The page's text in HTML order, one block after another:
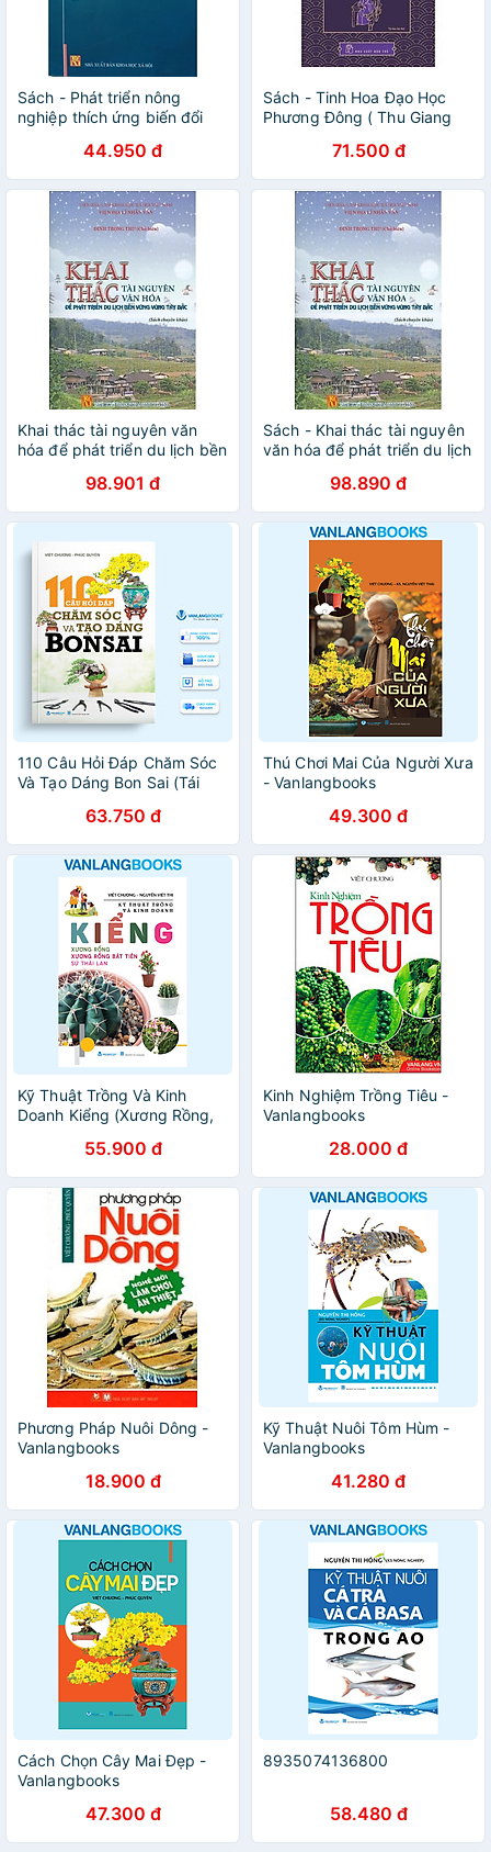
Sách - Phát triển nông
nghiệp thích ứng biến đổi
Malaixia và hàm ý cho Việt
Nam
44.950 đ
Sách - Tinh Hoa Đạo Học
Phương Đông ( Thu Giang
71.500 đ
Khai thác tài nguyên văn
hóa để phát triển du lịch bền
98.901 đ
Sách - Khai thác tài nguyên
văn hóa để phát triển du lịch
98.890 đ
110 Câu Hỏi Đáp Chăm Sóc
Và Tạo Dáng Bon Sai (Tái
63.750 đ
Thú Chơi Mai Của Người Xưa
- Vanlangbooks
49.300 đ
Kỹ Thuật Trồng Và Kinh
Doanh Kiểng (Xương Rồng,
Thái Lan) - Vanlangbook
55.900 đ
Kinh Nghiệm Trồng Tiêu -
Vanlangbooks
28.000 đ
Phương Pháp Nuôi Dông -
Vanlangbooks
18.900 đ
Kỹ Thuật Nuôi Tôm Hùm -
Vanlangbooks
41.280 đ
Cách Chọn Cây Mai Đẹp -
Vanlangbooks
47.300 đ
8935074136800
58.480 đ